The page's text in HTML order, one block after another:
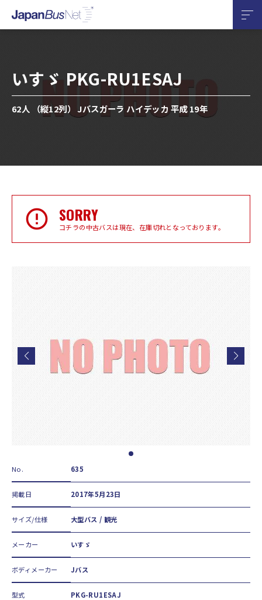
いすゞ PKG-RU1ESAJ
62人 （縦12列） Jバスガーラ ハイデッカ 平成 19年
SORRY
コチラの中古バスは現在、在庫切れとなっております。
No. 635
掲載日 2017年5月23日
サイズ/仕様 大型バス / 観光
メーカー いすゞ
ボディメーカー Jバス
型式 PKG-RU1ESAJ